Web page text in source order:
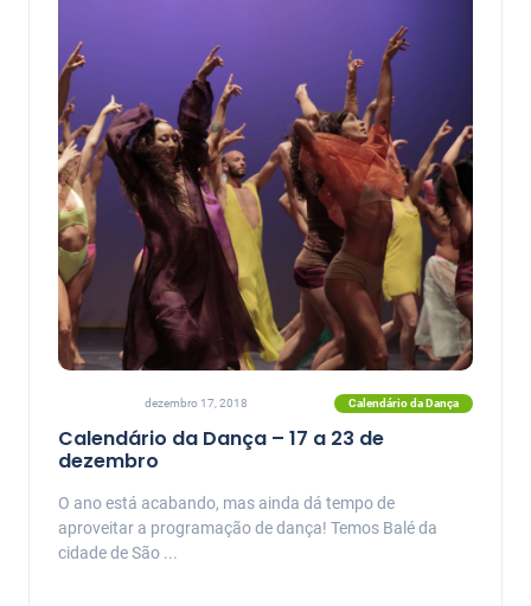
dezembro 17, 2018 Calendário da Dança
Calendário da Dança – 17 a 23 de
dezembro
O ano está acabando, mas ainda dá tempo de
aproveitar a programação de dança! Temos Balé da
cidade de São ...